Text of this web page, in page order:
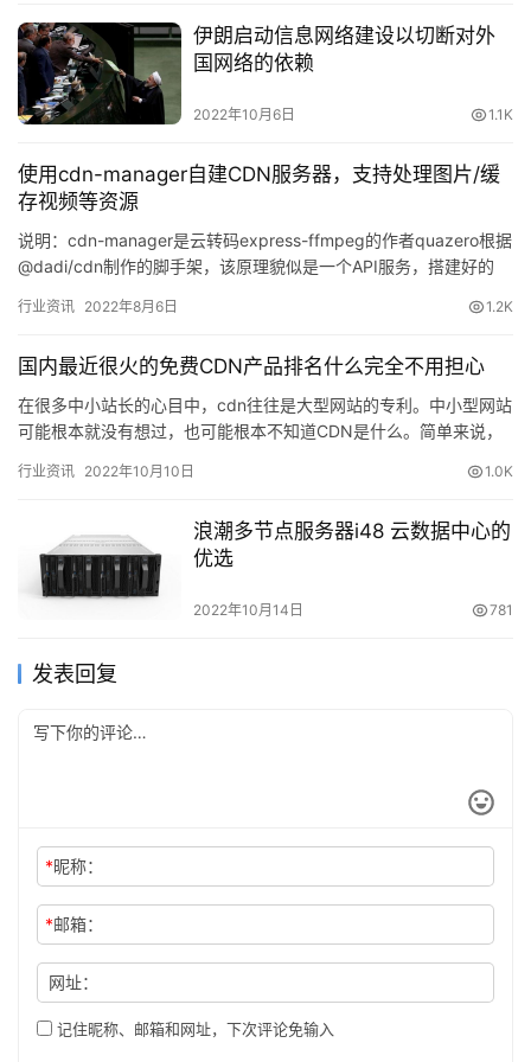
伊朗启动信息网络建设以切断对外
国网络的依赖
2022年10月6日 1.1K
使用cdn-manager自建CDN服务器，支持处理图片/缓
存视频等资源
说明：cdn-manager是云转码express-ffmpeg的作者quazero根据
@dadi/cdn制作的脚手架，该原理貌似是一个API服务，搭建好的
行业资讯 2022年8月6日 1.2K
国内最近很火的免费CDN产品排名什么完全不用担心
在很多中小站长的心目中，cdn往往是大型网站的专利。中小型网站
可能根本就没有想过，也可能根本不知道CDN是什么。简单来说，
行业资讯 2022年10月10日 1.0K
浪潮多节点服务器i48 云数据中心的
优选
2022年10月14日 781
发表回复
*昵称：
*邮箱：
网址：
记住昵称、邮箱和网址，下次评论免输入